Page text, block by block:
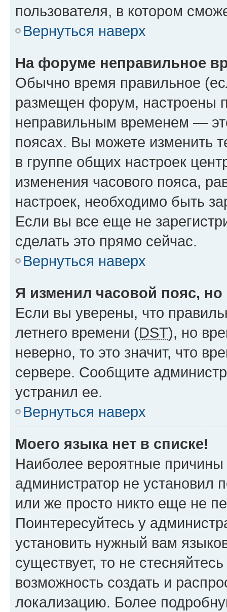
пользователя, в котором
Вернуться наверх
На форуме неправильное
Обычно время правильное
размещен форум, настроены
неправильным временем —
поясах. Вы можете изменить
в группе общих настроек
изменения часового пояса,
настроек, необходимо быть
Если вы все еще не
сделать это прямо сейчас.
Вернуться наверх
Я изменил часовой пояс,
Если вы уверены, что
летнего времени (DST), но
неверно, то это значит, что
сервере. Сообщите
устранил ее.
Вернуться наверх
Моего языка нет в списке!
Наиболее вероятные причины
администратор не установил
или же просто никто еще не
Поинтересуйтесь у
установить нужный вам
существует, то не
возможность создать и
локализацию. Более